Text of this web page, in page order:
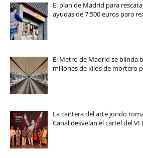
El plan de Madrid para
ayudas de 7.500 euros para
El Metro de Madrid se blinda
millones de kilos de mortero
La cantera del arte jondo
Canal desvelan el cartel del VI